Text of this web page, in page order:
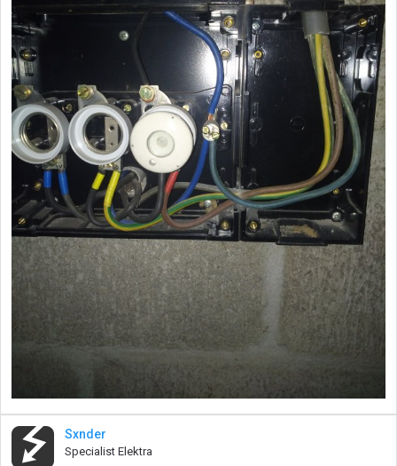
Sxnder
Specialist Elektra